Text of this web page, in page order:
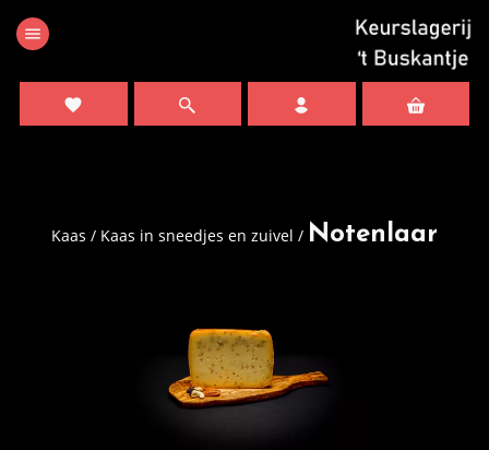
menu
favorite
Kaas / Kaas in sneedjes en zuivel / Notenlaar